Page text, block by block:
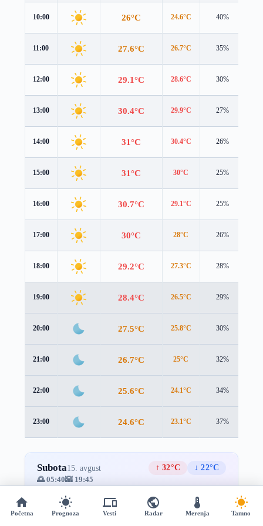
10:00 26°C 24.6°C 40%
11:00 27.6°C 26.7°C 35%
12:00 29.1°C 28.6°C 30%
13:00 30.4°C 29.9°C 27%
14:00 31°C 30.4°C 26%
15:00 31°C 30°C 25%
16:00 30.7°C 29.1°C 25%
17:00 30°C 28°C 26%
18:00 29.2°C 27.3°C 28%
19:00 28.4°C 26.5°C 29%
20:00 27.5°C 25.8°C 30%
21:00 26.7°C 25°C 32%
22:00 25.6°C 24.1°C 34%
23:00 24.6°C 23.1°C 37%
Subota15. avgust ↑ 32°C
↓ 22°C
🌅 05:40🌇 19:45
Prevucite za više →
Početna Prognoza Vesti Radar Merenja Tamno